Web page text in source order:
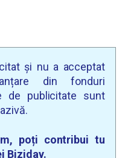
și nu a acceptat
din fonduri
de publicitate sunt
poți contribui tu
Biziday.